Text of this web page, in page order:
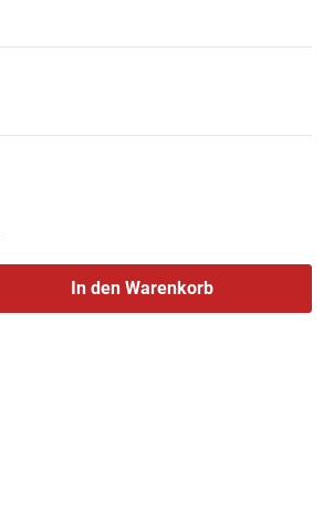
In den Warenkorb